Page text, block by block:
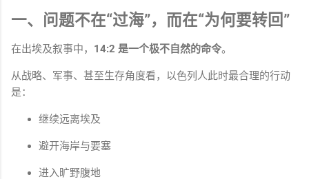
一、问题不在“过海”，而在“为何要转回”
在出埃及叙事中， 14:2 是一个极不自然的命令。
从战略、军事、甚至生存角度看，以色列人此时最合理的行动
是：
继续远离埃及
避开海岸与要塞
进入旷野腹地